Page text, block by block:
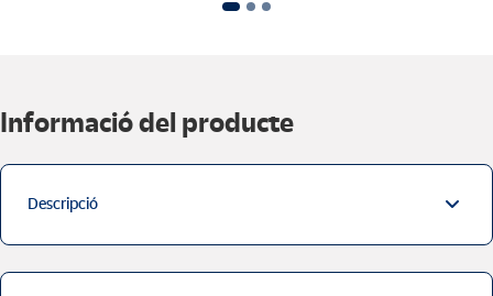
Informació del producte
Descripció